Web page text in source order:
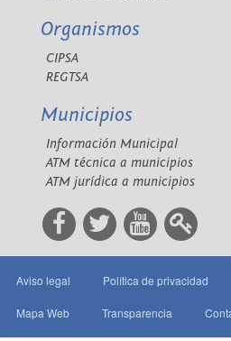
Organismos
CIPSA
REGTSA
Municipios
Información Municipal
ATM técnica a municipios
ATM jurídica a municipios
Aviso legal Política de privacidad
Mapa Web Transparencia